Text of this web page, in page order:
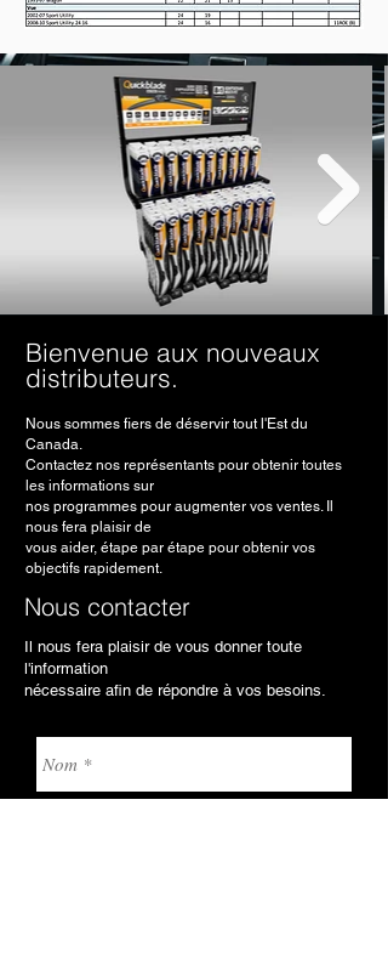
Bienvenue aux nouveaux
distributeurs.
Nous sommes fiers de déservir tout l'Est du
Canada.
Contactez nos représentants pour obtenir toutes
les informations sur
nos programmes pour augmenter vos ventes. Il
nous fera plaisir de
vous aider, étape par étape pour obtenir vos
objectifs rapidement.
Nous contacter
Il nous fera plaisir de vous donner toute
l'information
nécessaire afin de répondre à vos besoins.